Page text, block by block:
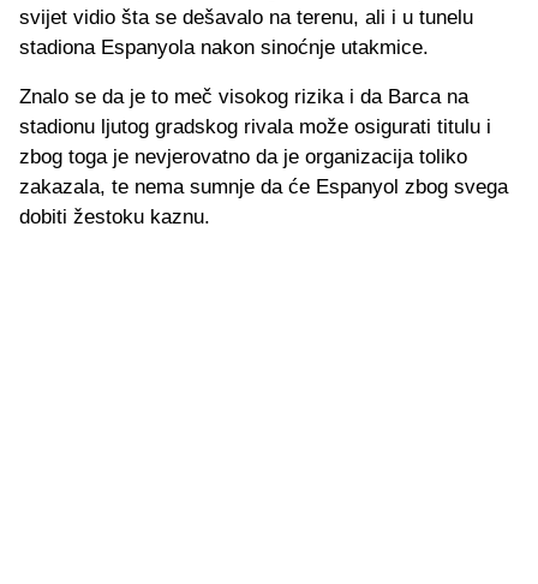
svijet vidio šta se dešavalo na terenu, ali i u tunelu
stadiona Espanyola nakon sinoćnje utakmice.
Znalo se da je to meč visokog rizika i da Barca na
stadionu ljutog gradskog rivala može osigurati titulu i
zbog toga je nevjerovatno da je organizacija toliko
zakazala, te nema sumnje da će Espanyol zbog svega
dobiti žestoku kaznu.